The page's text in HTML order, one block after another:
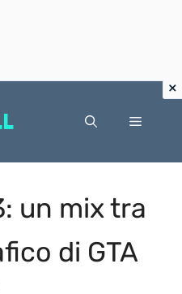
Menu
un mix tra
di GTA